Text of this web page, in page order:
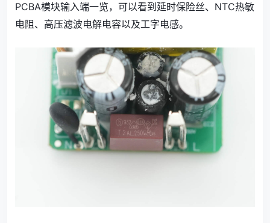
PCBA模块输入端一览，可以看到延时保险丝、NTC热敏
电阻、高压滤波电解电容以及工字电感。